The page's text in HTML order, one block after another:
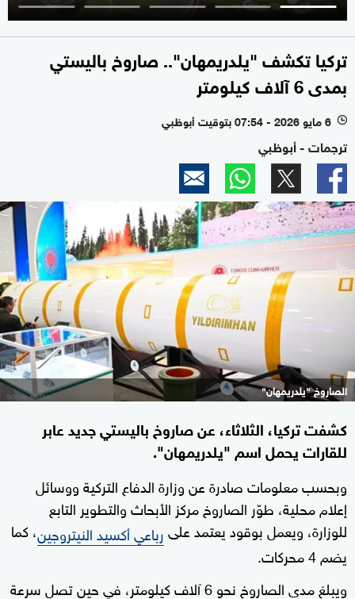
تركيا تكشف "يلدريمهان".. صاروخ باليستي
بمدى 6 آلاف كيلومتر
l 6 مايو 2026 - 07:54 بتوقيت أبوظبي
ترجمات - أبوظبي
الصاروخ "يلدريمهان"
كشفت تركيا، الثلاثاء، عن صاروخ باليستي جديد عابر
للقارات يحمل اسم "يلدريمهان".
وبحسب معلومات صادرة عن وزارة الدفاع التركية ووسائل
إعلام محلية، طوّر الصاروخ مركز الأبحاث والتطوير التابع
للوزارة، ويعمل بوقود يعتمد علىرباعي أكسيد النيتروجين، كما
يضم 4 محركات.
ويبلغ مدى الصاروخ نحو 6 آلاف كيلومتر، في حين تصل سرعة